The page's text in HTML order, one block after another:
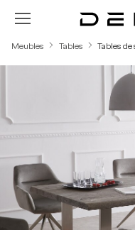
Passer au contenu
Meubles Tables Tables de
Ignorer la galerie